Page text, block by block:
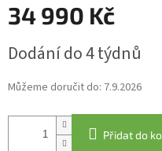
34 990 Kč
cena:
Dodání do 4 týdnů
Můžeme doručit do: 7.9.2026
Přidat do